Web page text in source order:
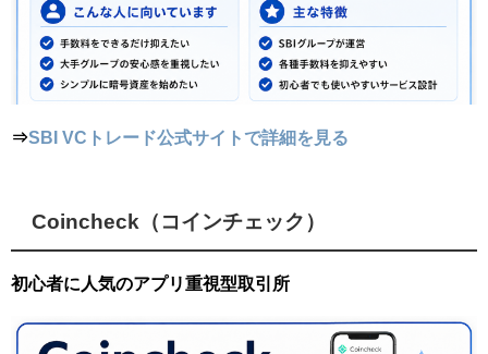
⇒SBI VCトレード公式サイトで詳細を見る
Coincheck（コインチェック）
初心者に人気のアプリ重視型取引所